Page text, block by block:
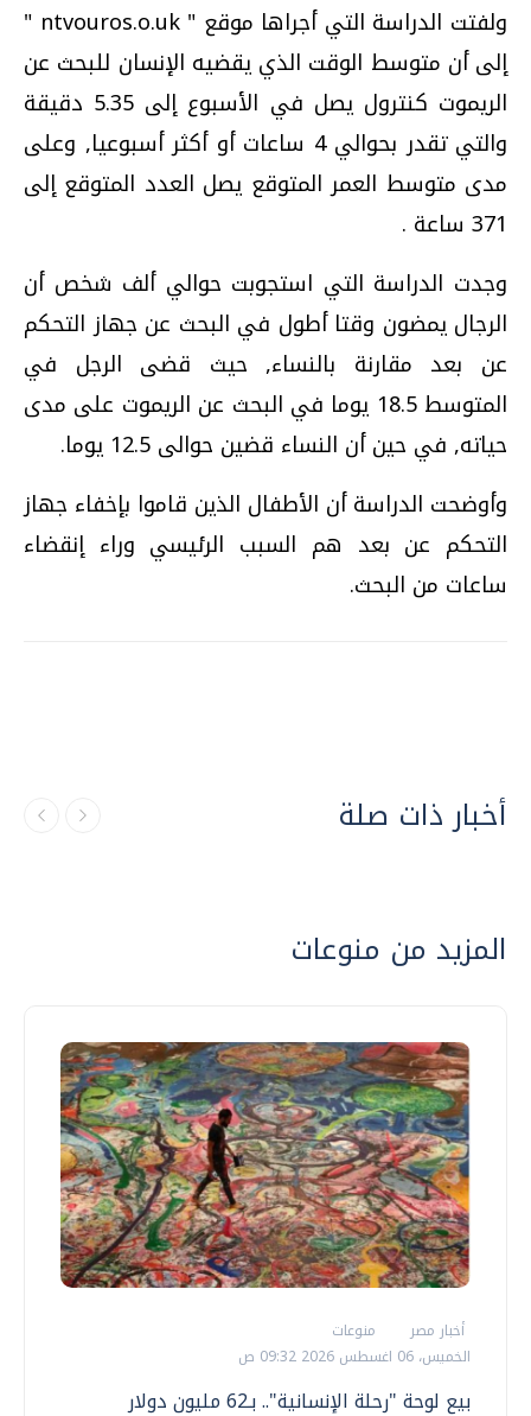
ولفتت الدراسة التي أجراها موقع " ntvouros.o.uk "
إلى أن متوسط الوقت الذي يقضيه الإنسان للبحث عن
الريموت كنترول يصل في الأسبوع إلى 5.35 دقيقة
والتي تقدر بحوالي 4 ساعات أو أكثر أسبوعيا, وعلى
مدى متوسط العمر المتوقع يصل العدد المتوقع إلى
371 ساعة .
وجدت الدراسة التي استجوبت حوالي ألف شخص أن
الرجال يمضون وقتا أطول في البحث عن جهاز التحكم
عن بعد مقارنة بالنساء, حيث قضى الرجل في
المتوسط 18.5 يوما في البحث عن الريموت على مدى
حياته, في حين أن النساء قضين حوالى 12.5 يوما.
وأوضحت الدراسة أن الأطفال الذين قاموا بإخفاء جهاز
التحكم عن بعد هم السبب الرئيسي وراء إنقضاء
ساعات من البحث.
أخبار ذات صلة
المزيد من منوعات
أخبار مصر
منوعات
الخميس، 06 اغسطس 2026 09:32 ص
بيع لوحة "رحلة الإنسانية".. بـ62 مليون دولار